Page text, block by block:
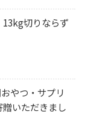
13kg切りならず
やつ・サプリ
いただきまし